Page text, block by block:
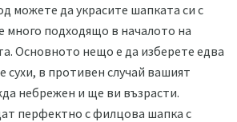
можете да украсите шапката си с
много подходящо в началото на
Основното нещо е да изберете едва
сухи, в противен случай вашият
небрежен и ще ви възрасти.
перфектно с филцова шапка с